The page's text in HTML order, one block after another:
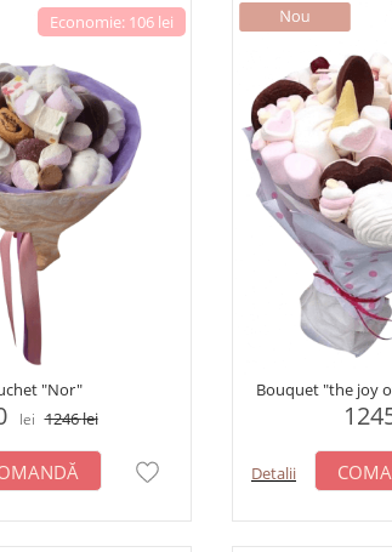
Economie: 106 lei
"Nor"
lei 1246lei
Bouquet "the joy
Detalii